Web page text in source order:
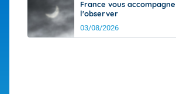
France vous
l'observer
03/08/2026